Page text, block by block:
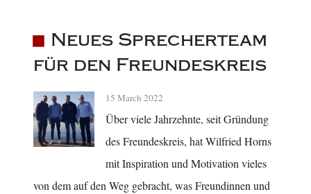
Neues Sprecherteam
für den Freundeskreis
15 March 2022
Über viele Jahrzehnte, seit Gründung
des Freundeskreis, hat Wilfried Horns
mit Inspiration und Motivation vieles
von dem auf den Weg gebracht, was Freundinnen und